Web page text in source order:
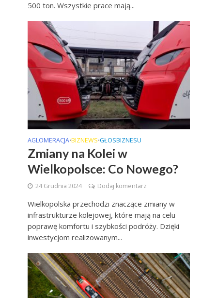
500 ton. Wszystkie prace mają...
AGLOMERACJA•BIZNEWS•GŁOSBIZNESU
Zmiany na Kolei w
Wielkopolsce: Co Nowego?
24 Grudnia 2024 Dodaj komentarz
Wielkopolska przechodzi znaczące zmiany w
infrastrukturze kolejowej, które mają na celu
poprawę komfortu i szybkości podróży. Dzięki
inwestycjom realizowanym...